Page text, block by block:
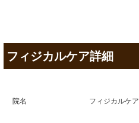
フィジカルケア詳細
院名 フィジカルケア